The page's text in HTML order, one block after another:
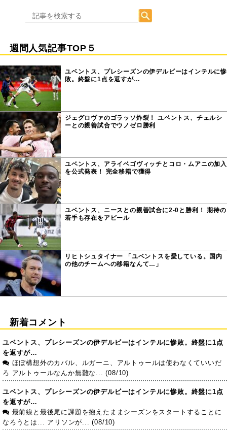
週間人気記事TOP５
ユベントス、プレシーズンの伊デルビーはインテルに惨
敗。終盤に1点を返すが…
ジェグロヴァのゴラッソ炸裂！ ユベントス、チェルシ
ーとの親善試合でウノゼロ勝利
ユベントス、アライベゴヴィッチとコロ・ムアニの加入
を公式発表！ 完全移籍で獲得
ユベントス、ニースとの親善試合に2-0と勝利！ 期待の
若手も存在をアピール
リヒトシュタイナー 「ユベントスを愛している。国内
の他のチームへの移籍なんて…」
新着コメント
ユベントス、プレシーズンの伊デルビーはインテルに惨敗。終盤に1点
を返すが…
ほぼ構想外のカバル、ルガーニ、アルトゥールは使わなくていいだ
ろ アルトゥールなんか無難な... (08/10)
ユベントス、プレシーズンの伊デルビーはインテルに惨敗。終盤に1点
を返すが…
最前線と最後尾に課題を抱えたままシーズンをスタートすることに
なろうとは... アリソンが... (08/10)